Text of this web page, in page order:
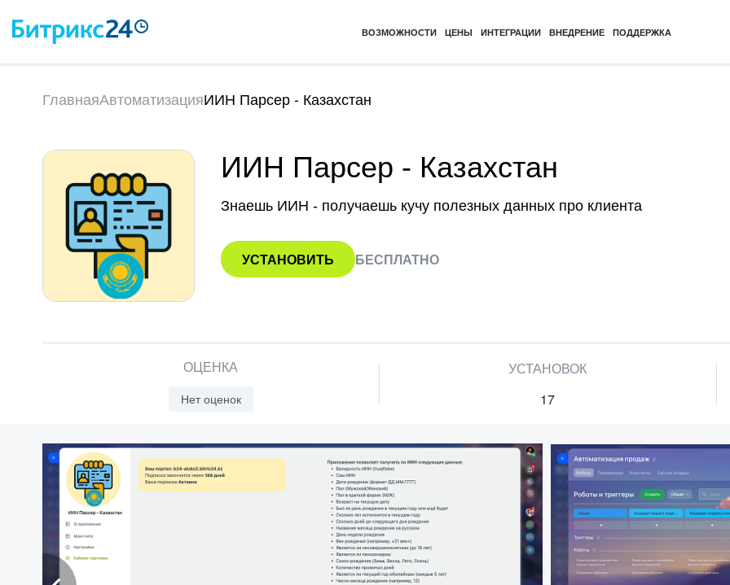
ВОЗМОЖНОСТИ ЦЕНЫ ИНТЕГРАЦИИ ВНЕДРЕНИЕ ПОДДЕРЖКА
ГлавнаяАвтоматизацияИИН Парсер - Казахстан
ИИН Парсер - Казахстан
Знаешь ИИН - получаешь кучу полезных данных про клиента
УСТАНОВИТЬ БЕСПЛАТНО
ОЦЕНКА
Нет оценок
УСТАНОВОК
17